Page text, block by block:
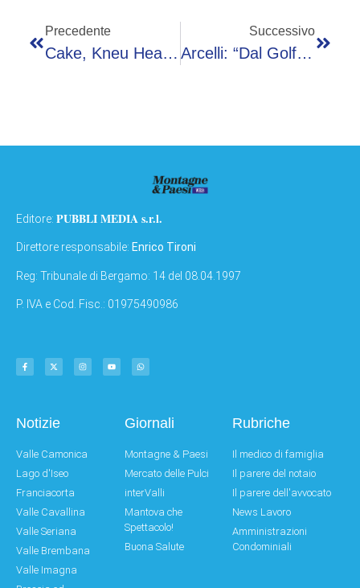
Precedente
Cake, Kneu Health: “Con Smartphone E Ricerca Oxford Cambiamo La Cura Di Demenza E Parkinson”
Successivo
Arcelli: “Dal Golfo Energia Verde A Basso Costo Per L’Europa”
Editore: PUBBLI MEDIA s.r.l.
Direttore responsabile: Enrico Tironi
Reg: Tribunale di Bergamo: 14 del 08.04.1997
P. IVA e Cod. Fisc.: 01975490986
Notizie
Valle Camonica
Lago d'Iseo
Franciacorta
Valle Cavallina
Valle Seriana
Valle Brembana
Valle Imagna
Giornali
Montagne & Paesi
Mercato delle Pulci
interValli
Mantova che
Spettacolo!
Buona Salute
Rubriche
Il medico di famiglia
Il parere del notaio
Il parere dell'avvocato
News Lavoro
Amministrazioni
Condominiali